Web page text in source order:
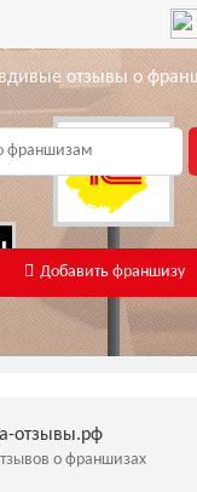
отзывы о
Добавить франшизу
отзывы.рф
о франшизах